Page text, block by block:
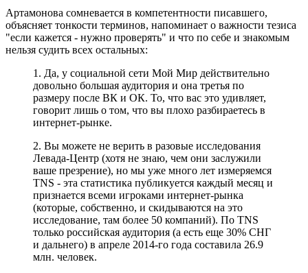
Артамонова сомневается в компетентности писавшего,
объясняет тонкости терминов, напоминает о важности тезиса
"если кажется - нужно проверять" и что по себе и знакомым
нельзя судить всех остальных:
1. Да, у социальной сети Мой Мир действительно
довольно большая аудитория и она третья по
размеру после ВК и ОК. То, что вас это удивляет,
говорит лишь о том, что вы плохо разбираетесь в
интернет-рынке.
2. Вы можете не верить в разовые исследования
Левада-Центр (хотя не знаю, чем они заслужили
ваше презрение), но мы уже много лет измеряемся
TNS - эта статистика публикуется каждый месяц и
признается всеми игроками интернет-рынка
(которые, собственно, и скидываются на это
исследование, там более 50 компаний). По TNS
только российская аудитория (а есть еще 30% СНГ
и дальнего) в апреле 2014-го года составила 26.9
млн. человек.